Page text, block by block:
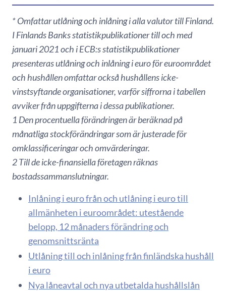
* Omfattar utlåning och inlåning i alla valutor till Finland.
I Finlands Banks statistikpublikationer till och med
januari 2021 och i ECB:s statistikpublikationer
presenteras utlåning och inlåning i euro för euroområdet
och hushållen omfattar också hushållens icke-
vinstsyftande organisationer, varför siffrorna i tabellen
avviker från uppgifterna i dessa publikationer.
1 Den procentuella förändringen är beräknad på
månatliga stockförändringar som är justerade för
omklassificeringar och omvärderingar.
2 Till de icke-finansiella företagen räknas
bostadssammanslutningar.
Inlåning i euro från och utlåning i euro till
allmänheten i euroområdet: utestående
belopp, 12 månaders förändring och
genomsnittsränta
Utlåning till och inlåning från finländska hushåll
i euro
Nya låneavtal och nya utbetalda hushållslån